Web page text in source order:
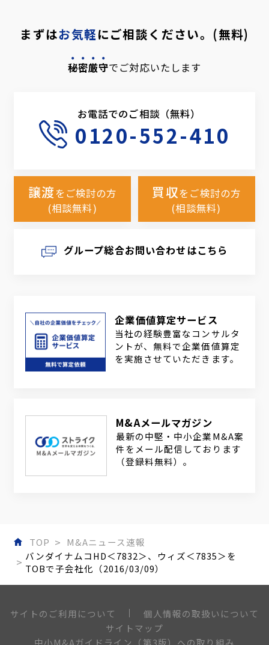
まずはお気軽にご相談ください。(無料)
秘密厳守でご対応いたします
お電話でのご相談（無料）
0120-552-410
譲渡をご検討の方
(相談無料)
買収をご検討の方
(相談無料)
グループ総合お問い合わせはこちら
企業価値算定サービス
当社の経験豊富なコンサルタ
ントが、無料で企業価値算定
を実施させていただきます。
M&Aメールマガジン
最新の中堅・中小企業M&A案
件をメール配信しております
（登録料無料）。
TOP
M&Aニュース速報
バンダイナムコHD＜7832＞、ウィズ＜7835＞を
TOBで子会社化（2016/03/09）
サイトのご利用について
個人情報の取扱いについて
サイトマップ
中小M&Aガイドライン（第3版）への取り組み